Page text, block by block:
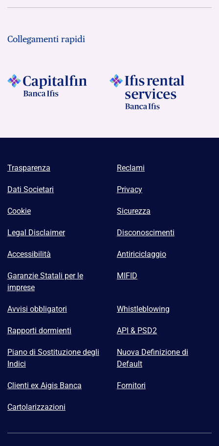
Collegamenti rapidi
Trasparenza Reclami
Dati Societari Privacy
Cookie Sicurezza
Legal Disclaimer Disconoscimenti
Accessibilità Antiriciclaggio
Garanzie Statali per le
imprese
MIFID
Avvisi obbligatori Whistleblowing
Rapporti dormienti API & PSD2
Piano di Sostituzione degli
Indici
Nuova Definizione di
Default
Clienti ex Aigis Banca Fornitori
Cartolarizzazioni